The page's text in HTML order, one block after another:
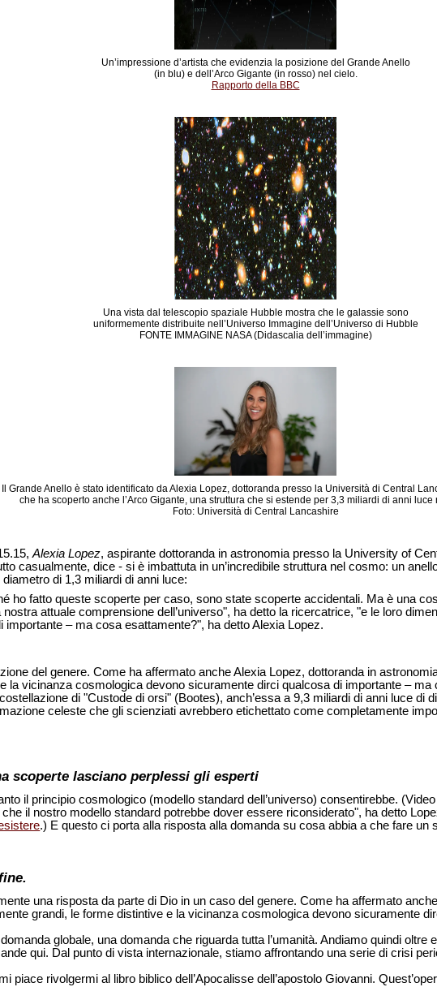
Un’impressione d’artista che evidenzia la posizione del Grande Anello
(in blu) e dell’Arco Gigante (in rosso) nel cielo.
Rapporto della BBC
Una vista dal telescopio spaziale Hubble mostra che le galassie sono
uniformemente distribuite nell’Universo Immagine dell’Universo di Hubble
FONTE IMMAGINE NASA (Didascalia dell’immagine)
Il Grande Anello è stato identificato da Alexia Lopez, dottoranda presso la Università di Central
che ha scoperto anche l’Arco Gigante, una struttura che si estende per 3,3 miliardi di anni luce
Foto: Università di Central Lancashire
Alexia Lopez, aspirante dottoranda in astronomia presso la University of
casualmente, dice - si è imbattuta in un’incredibile struttura nel cosmo: un
di 1,3 miliardi di anni luce:
ho fatto queste scoperte per caso, sono state scoperte accidentali. Ma è una
attuale comprensione dell’universo", ha detto la ricercatrice, "e le loro
– ma cosa esattamente?", ha detto Alexia Lopez.
del genere. Come ha affermato anche Alexia Lopez, dottoranda in
la vicinanza cosmologica devono sicuramente dirci qualcosa di importante –
di "Custode di orsi" (Bootes), anch’essa a 9,3 miliardi di anni luce di
celeste che gli scienziati avrebbero etichettato come completamente
scoperte lasciano perplessi gli esperti
il principio cosmologico (modello standard dell’universo) consentirebbe.
il nostro modello standard potrebbe dover essere riconsiderato", ha detto
.) E questo ci porta alla risposta alla domanda su cosa abbia a che fare
una risposta da parte di Dio in un caso del genere. Come ha affermato
grandi, le forme distintive e la vicinanza cosmologica devono sicuramente
globale, una domanda che riguarda tutta l’umanità. Andiamo quindi
qui. Dal punto di vista internazionale, stiamo affrontando una serie di crisi
piace rivolgermi al libro biblico dell’Apocalisse dell’apostolo Giovanni.